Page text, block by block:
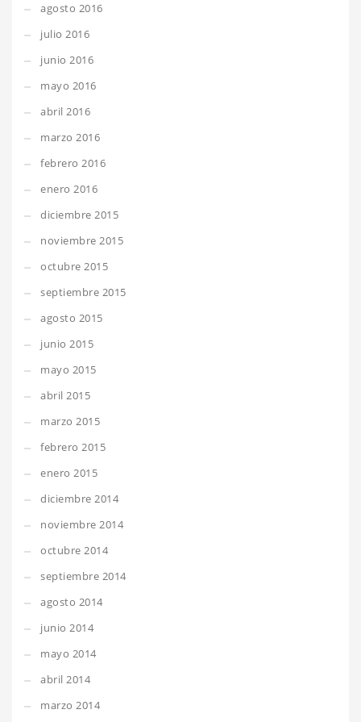
agosto 2016
julio 2016
junio 2016
mayo 2016
abril 2016
marzo 2016
febrero 2016
enero 2016
diciembre 2015
noviembre 2015
octubre 2015
septiembre 2015
agosto 2015
junio 2015
mayo 2015
abril 2015
marzo 2015
febrero 2015
enero 2015
diciembre 2014
noviembre 2014
octubre 2014
septiembre 2014
agosto 2014
junio 2014
mayo 2014
abril 2014
marzo 2014